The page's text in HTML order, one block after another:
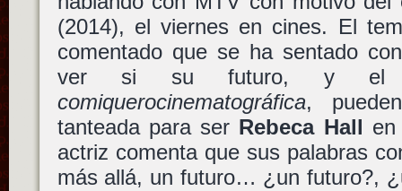
(2014), el viernes en cines. El
comentado que se ha sentado
ver si su futuro, y el
comiquerocinematográfica,
tanteada para ser Rebeca Hall
actriz comenta que sus palabras
más allá, un futuro… ¿un futuro?,